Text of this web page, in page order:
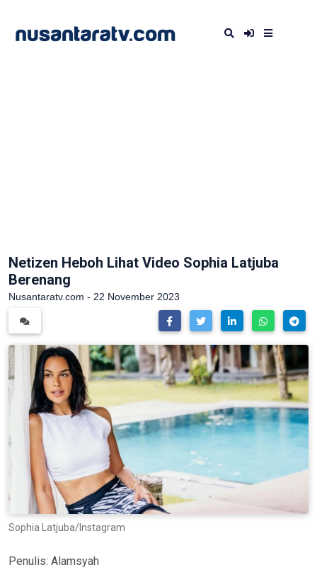
Netizen Heboh Lihat Video Sophia Latjuba
Berenang
Nusantaratv.com - 22 November 2023
Sophia Latjuba/Instagram
Penulis: Alamsyah